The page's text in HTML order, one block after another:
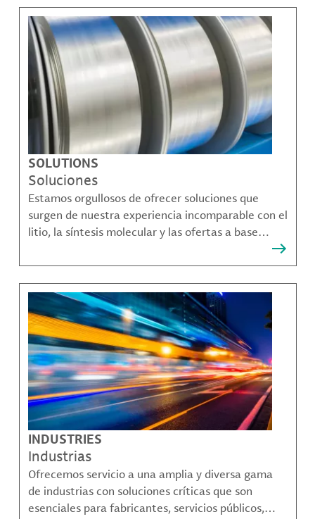
SOLUTIONS
Soluciones
Estamos orgullosos de ofrecer soluciones que
surgen de nuestra experiencia incomparable con el
litio, la síntesis molecular y las ofertas a base
bromo que resuelven muchos de los desafíos más
complejos de nuestros clientes.
INDUSTRIES
Industrias
Ofrecemos servicio a una amplia y diversa gama
de industrias con soluciones críticas que son
esenciales para fabricantes, servicios públicos,